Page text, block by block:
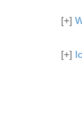
[+]
[+]